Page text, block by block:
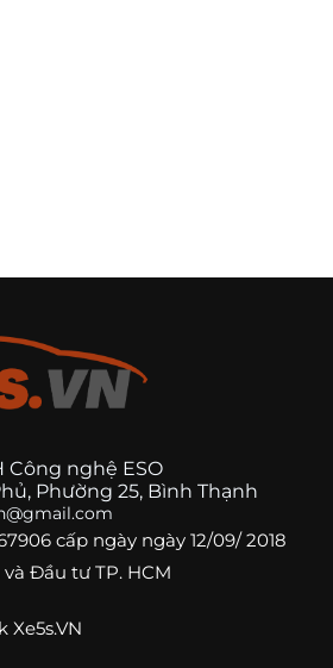
Công nghệ ESO
Phường 25, Bình Thạnh
cấp ngày ngày 12/09/ 2018
Đầu tư TP. HCM
Xe5s.VN